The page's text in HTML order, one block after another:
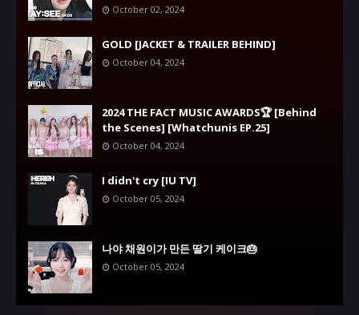
October 02, 2024
GOLD [JACKET & TRAILER BEHIND]
October 04, 2024
2024 THE FACT MUSIC AWARDS🏆 [Behind
the Scenes] [Whatchunis EP.25]
October 04, 2024
I didn't cry [IU TV]
October 05, 2024
나야 채원이가 만든 딸기 케이크🎂
October 05, 2024